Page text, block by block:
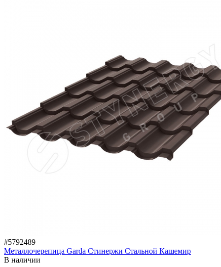
#5792489
Металлочерепица Garda Стинержи Стальной Кашемир
В наличии